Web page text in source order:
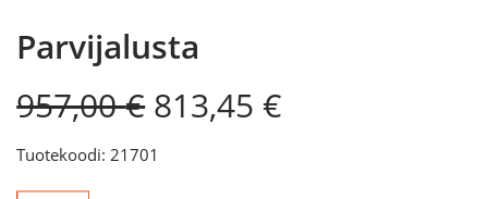
Parvijalusta
957,00€ Original
price
was:
957,00 €.
813,45 €
Tuotekoodi: 21701